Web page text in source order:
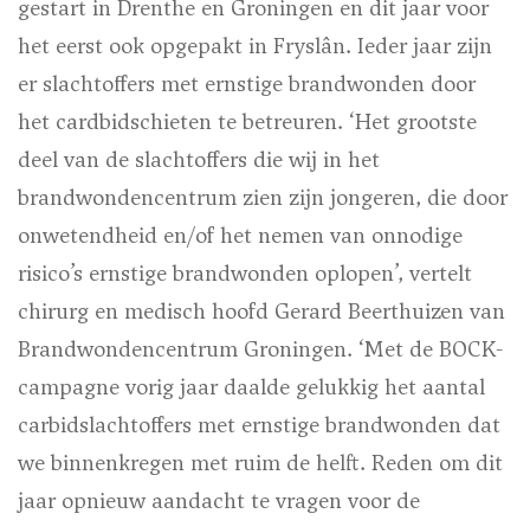
gestart in Drenthe en Groningen en dit jaar voor
het eerst ook opgepakt in Fryslân. Ieder jaar zijn
er slachtoffers met ernstige brandwonden door
het cardbidschieten te betreuren. ‘Het grootste
deel van de slachtoffers die wij in het
brandwondencentrum zien zijn jongeren, die door
onwetendheid en/of het nemen van onnodige
risico’s ernstige brandwonden oplopen’, vertelt
chirurg en medisch hoofd Gerard Beerthuizen van
Brandwondencentrum Groningen. ‘Met de BOCK-
campagne vorig jaar daalde gelukkig het aantal
carbidslachtoffers met ernstige brandwonden dat
we binnenkregen met ruim de helft. Reden om dit
jaar opnieuw aandacht te vragen voor de